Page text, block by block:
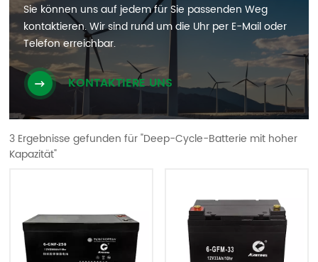
Sie können uns auf jedem für Sie passenden Weg
kontaktieren. Wir sind rund um die Uhr per E-Mail oder
Telefon erreichbar.
KONTAKTIERE UNS
3 Ergebnisse gefunden für "Deep-Cycle-Batterie mit hoher
Kapazität"